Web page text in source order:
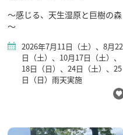
～感じる、天生湿原と巨樹の森
～
2026年7月11日（土）、8月22
日（土）、10月17日（土）、
18日（日）、24日（土）、25
日（日）雨天実施